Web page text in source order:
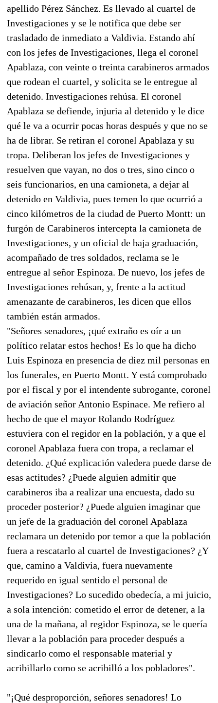
apellido Pérez Sánchez. Es llevado al cuartel de
Investigaciones y se le notifica que debe ser
trasladado de inmediato a Valdivia. Estando ahí
con los jefes de Investigaciones, llega el coronel
Apablaza, con veinte o treinta carabineros armados
que rodean el cuartel, y solicita se le entregue al
detenido. Investigaciones rehúsa. El coronel
Apablaza se defiende, injuria al detenido y le dice
qué le va a ocurrir pocas horas después y que no se
ha de librar. Se retiran el coronel Apablaza y su
tropa. Deliberan los jefes de Investigaciones y
resuelven que vayan, no dos o tres, sino cinco o
seis funcionarios, en una camioneta, a dejar al
detenido en Valdivia, pues temen lo que ocurrió a
cinco kilómetros de la ciudad de Puerto Montt: un
furgón de Carabineros intercepta la camioneta de
Investigaciones, y un oficial de baja graduación,
acompañado de tres soldados, reclama se le
entregue al señor Espinoza. De nuevo, los jefes de
Investigaciones rehúsan, y, frente a la actitud
amenazante de carabineros, les dicen que ellos
también están armados.
"Señores senadores, ¡qué extraño es oír a un
político relatar estos hechos! Es lo que ha dicho
Luis Espinoza en presencia de diez mil personas en
los funerales, en Puerto Montt. Y está comprobado
por el fiscal y por el intendente subrogante, coronel
de aviación señor Antonio Espinace. Me refiero al
hecho de que el mayor Rolando Rodríguez
estuviera con el regidor en la población, y a que el
coronel Apablaza fuera con tropa, a reclamar el
detenido. ¿Qué explicación valedera puede darse de
esas actitudes? ¿Puede alguien admitir que
carabineros iba a realizar una encuesta, dado su
proceder posterior? ¿Puede alguien imaginar que
un jefe de la graduación del coronel Apablaza
reclamara un detenido por temor a que la población
fuera a rescatarlo al cuartel de Investigaciones? ¿Y
que, camino a Valdivia, fuera nuevamente
requerido en igual sentido el personal de
Investigaciones? Lo sucedido obedecía, a mi juicio,
a sola intención: cometido el error de detener, a la
una de la mañana, al regidor Espinoza, se le quería
llevar a la población para proceder después a
sindicarlo como el responsable material y
acribillarlo como se acribilló a los pobladores".
"¡Qué desproporción, señores senadores! Lo